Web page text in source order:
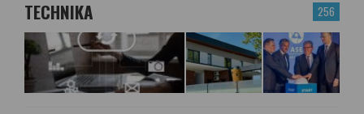
256
TECHNIKA